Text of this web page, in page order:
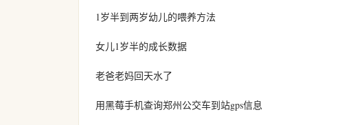
1岁半到两岁幼儿的喂养方法
女儿1岁半的成长数据
老爸老妈回天水了
用黑莓手机查询郑州公交车到站gps信息